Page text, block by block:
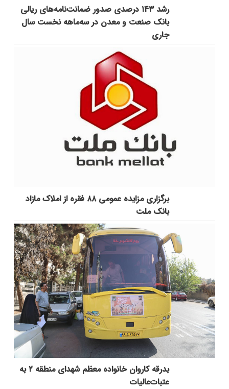
رشد ۱۴۳ درصدی صدور ضمانت‌نامه‌های ریالی
بانک صنعت و معدن در سه‌ماهه نخست سال
جاری
برگزاری مزایده عمومی ۸۸ فقره از املاک مازاد
بانک ملت
بدرقه کاروان خانواده معظم شهدای منطقه ۲ به
عتبات‌عالیات